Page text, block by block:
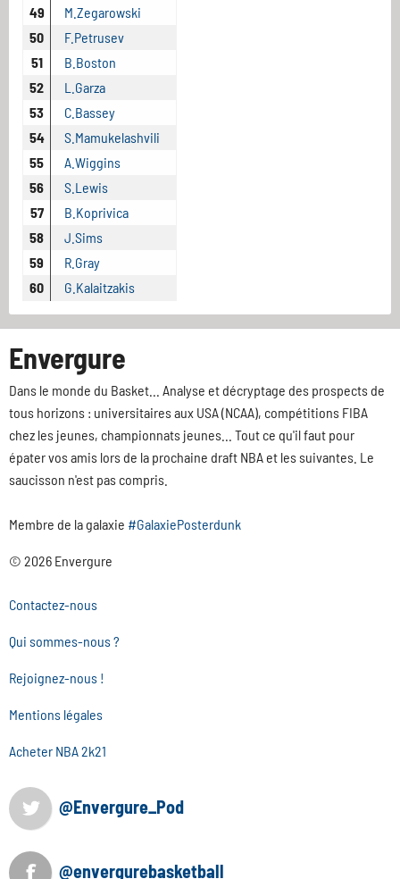
49
M.Zegarowski
50
F.Petrusev
51
B.Boston
52
L.Garza
53
C.Bassey
54
S.Mamukelashvili
55
A.Wiggins
56
S.Lewis
57
B.Koprivica
58
J.Sims
59
R.Gray
60
G.Kalaitzakis
Envergure
Dans le monde du Basket... Analyse et décryptage des prospects de
tous horizons : universitaires aux USA (NCAA), compétitions FIBA
chez les jeunes, championnats jeunes... Tout ce qu'il faut pour
épater vos amis lors de la prochaine draft NBA et les suivantes. Le
saucisson n'est pas compris.
Membre de la galaxie #GalaxiePosterdunk
© 2026 Envergure
Contactez-nous
Qui sommes-nous ?
Rejoignez-nous !
Mentions légales
Acheter NBA 2k21
@Envergure_Pod
@envergurebasketball